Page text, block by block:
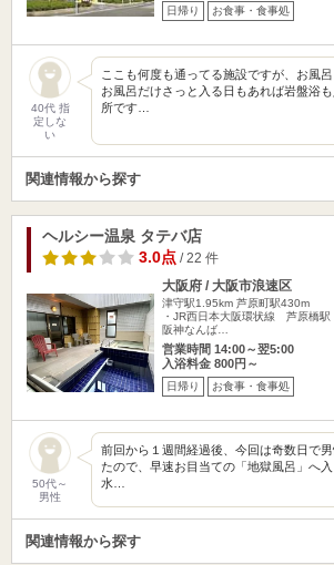
日帰り お食事・食事処
40代 指
定しな
い
ここも何度も通ってる施設ですが、お風呂
お風呂だけさっと入る日もあれば岩盤浴
所です…
関連情報から探す
ヘルシー温泉 タテバ店
3.0点/ 22 件
大阪府 / 大阪市浪速区
津守駅1.95km 芦原町駅430m
・JR西日本大阪環状線 芦原橋駅
阪神なんば…
営業時間 14:00～翌5:00
入浴料金 800円～
日帰り お食事・食事処
50代～
男性
前回から１週間経過後、今回は奇数日で
たので、早速お目当ての「地獄風呂」へ
水…
関連情報から探す